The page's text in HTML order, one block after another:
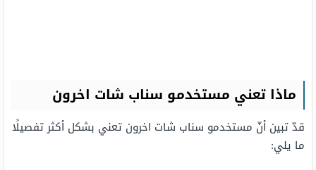
ماذا تعني مستخدمو سناب شات اخرون
قدّ تبين أنّ مستخدمو سناب شات اخرون تعني بشكل أكثر تفصيلًا
ما يلي: